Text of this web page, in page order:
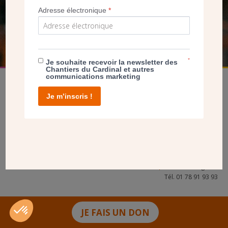
JE FAIS UN DON
FAIRE UN DON
Tél. 01 78 91 93 93
Adresse électronique*
Je souhaite recevoir la newsletter des
Chantiers du Cardinal et autres
communications marketing
*
Je m’inscris !